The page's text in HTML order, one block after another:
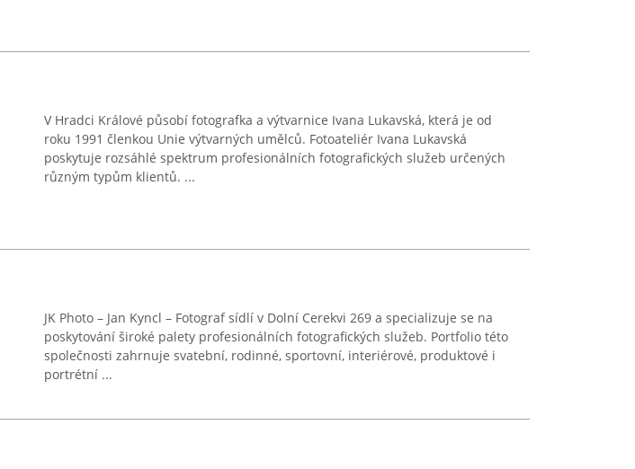
V Hradci Králové působí fotografka a výtvarnice Ivana Lukavská, která je od
roku 1991 členkou Unie výtvarných umělců. Fotoateliér Ivana Lukavská
poskytuje rozsáhlé spektrum profesionálních fotografických služeb určených
různým typům klientů. ...
JK Photo – Jan Kyncl – Fotograf sídlí v Dolní Cerekvi 269 a specializuje se na
poskytování široké palety profesionálních fotografických služeb. Portfolio této
společnosti zahrnuje svatební, rodinné, sportovní, interiérové, produktové i
portrétní ...